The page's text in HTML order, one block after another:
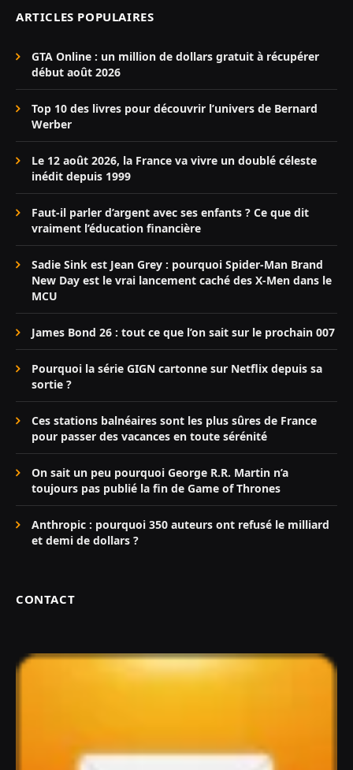
ARTICLES POPULAIRES
GTA Online : un million de dollars gratuit à récupérer
début août 2026
Top 10 des livres pour découvrir l’univers de Bernard
Werber
Le 12 août 2026, la France va vivre un doublé céleste
inédit depuis 1999
Faut-il parler d’argent avec ses enfants ? Ce que dit
vraiment l’éducation financière
Sadie Sink est Jean Grey : pourquoi Spider-Man Brand
New Day est le vrai lancement caché des X-Men dans le
MCU
James Bond 26 : tout ce que l’on sait sur le prochain 007
Pourquoi la série GIGN cartonne sur Netflix depuis sa
sortie ?
Ces stations balnéaires sont les plus sûres de France
pour passer des vacances en toute sérénité
On sait un peu pourquoi George R.R. Martin n’a
toujours pas publié la fin de Game of Thrones
Anthropic : pourquoi 350 auteurs ont refusé le milliard
et demi de dollars ?
CONTACT